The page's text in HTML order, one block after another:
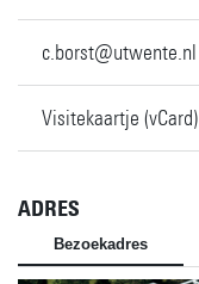
c.borst@utwente.nl
Visitekaartje (vCard)
ADRES
Bezoekadres